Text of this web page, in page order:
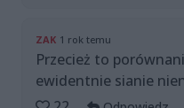
ZAK 1 rok temu
Przecież to
ewidentnie sianie